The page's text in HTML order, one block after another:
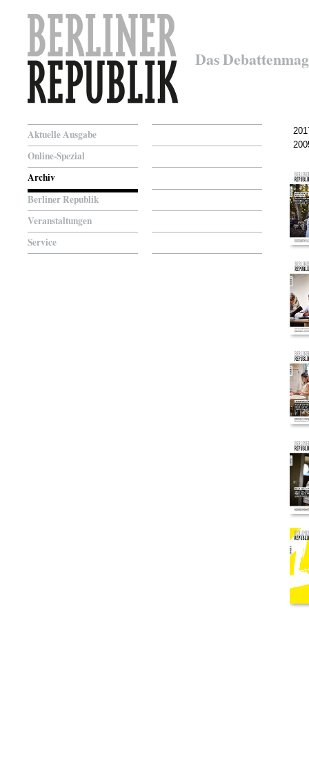
Das
Aktuelle Ausgabe
Online-Spezial
Archiv
Berliner Republik
Veranstaltungen
Service